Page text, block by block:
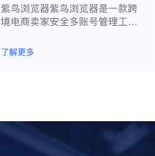
紫鸟浏览器紫鸟浏览器是一款跨
境电商卖家安全多账号管理工
了解更多